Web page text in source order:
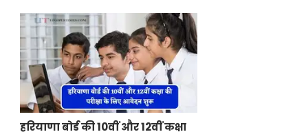
हरियाणा बोर्ड की 10वीं और 12वीं कक्षा